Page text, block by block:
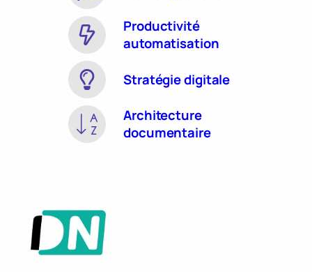
Productivité
automatisation
Stratégie digitale
Architecture
documentaire